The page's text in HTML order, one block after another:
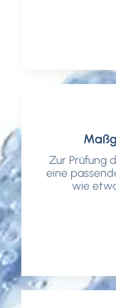
Zur Prüfung
eine
wie
Zur Prüfung
eine
wie